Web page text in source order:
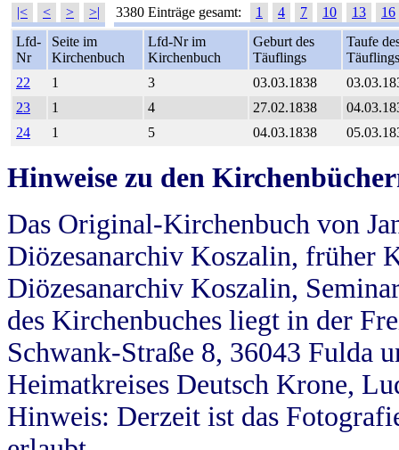
|< < > >| 3380 Einträge gesamt: 1 4 7 10 13
16
Lfd-
Nr
Seite im
Kirchenbuch
Lfd-Nr im
Kirchenbuch
Geburt des
Täuflings
Taufe
Täuflings
22
1 3 03.03.1838
23
1 4 27.02.1838
24
1 5 04.03.1838
Hinweise zu den
Das Original-Kirchenbuch von
Diözesanarchiv Koszalin, früher
Diözesanarchiv Koszalin,
des Kirchenbuches liegt in der
Schwank-Straße 8, 36043 Fulda
Heimatkreises Deutsch Krone,
Hinweis: Derzeit ist das